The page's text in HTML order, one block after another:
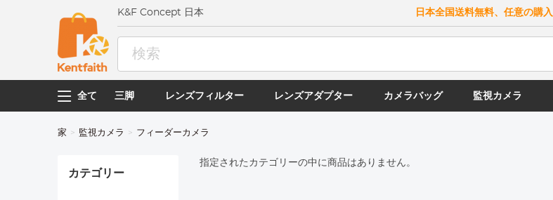
K&F Concept 日本 日本全国送料無料、任意の購入
全て 三脚 レンズフィルター レンズアダプター カメラバッグ 監視カメラ
家 監視カメラ フィーダーカメラ
カテゴリー
指定されたカテゴリーの中に商品はありません。